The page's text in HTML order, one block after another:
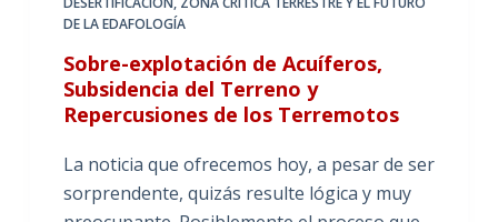
DE LA EDAFOLOGÍA
Sobre-explotación de Acuíferos,
Subsidencia del Terreno y
Repercusiones de los Terremotos
La noticia que ofrecemos hoy, a pesar de ser
sorprendente, quizás resulte lógica y muy